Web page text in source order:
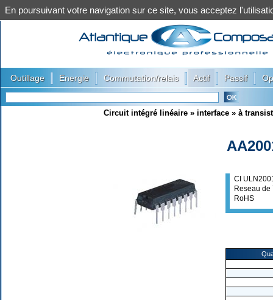
Outillage Energie Commutation/relais Actif Passif
Circuit intégré linéaire » interface » à
CI
Reseau de
RoHS
En poursuivant votre navigation sur ce site, vous acceptez